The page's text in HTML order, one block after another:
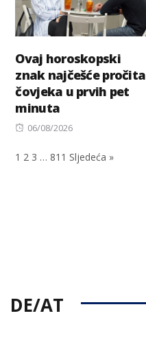
Ovaj horoskopski
znak najčešće pročita
čovjeka u prvih pet
minuta
Posted
06/08/2026
1 2 3 … 811 Sljedeća »
DE/AT